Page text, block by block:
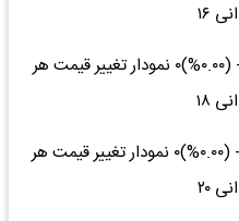
۱۶
هر کیلو ناودانی ۱۸ ۱۲ متری ۲۱۵ --- (۰.۰۰%)۰ نمودار تغییر قیمت هر
۱۸
هر کیلو ناودانی ۲۰ ۱۲ متری ۲۳۰ --- (۰.۰۰%)۰ نمودار تغییر قیمت هر
۲۰